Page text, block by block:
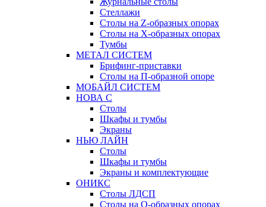
Стеллажи
Столы на Z-образных опорах
Столы на Х-образных опорах
Тумбы
МЕТАЛ СИСТЕМ
Брифинг-приставки
Столы на П-образной опоре
МОБАЙЛ СИСТЕМ
НОВА С
Столы
Шкафы и тумбы
Экраны
НЬЮ ЛАЙН
Столы
Шкафы и тумбы
Экраны и комплектующие
ОНИКС
Столы ЛДСП
Столы на О-образных опорах